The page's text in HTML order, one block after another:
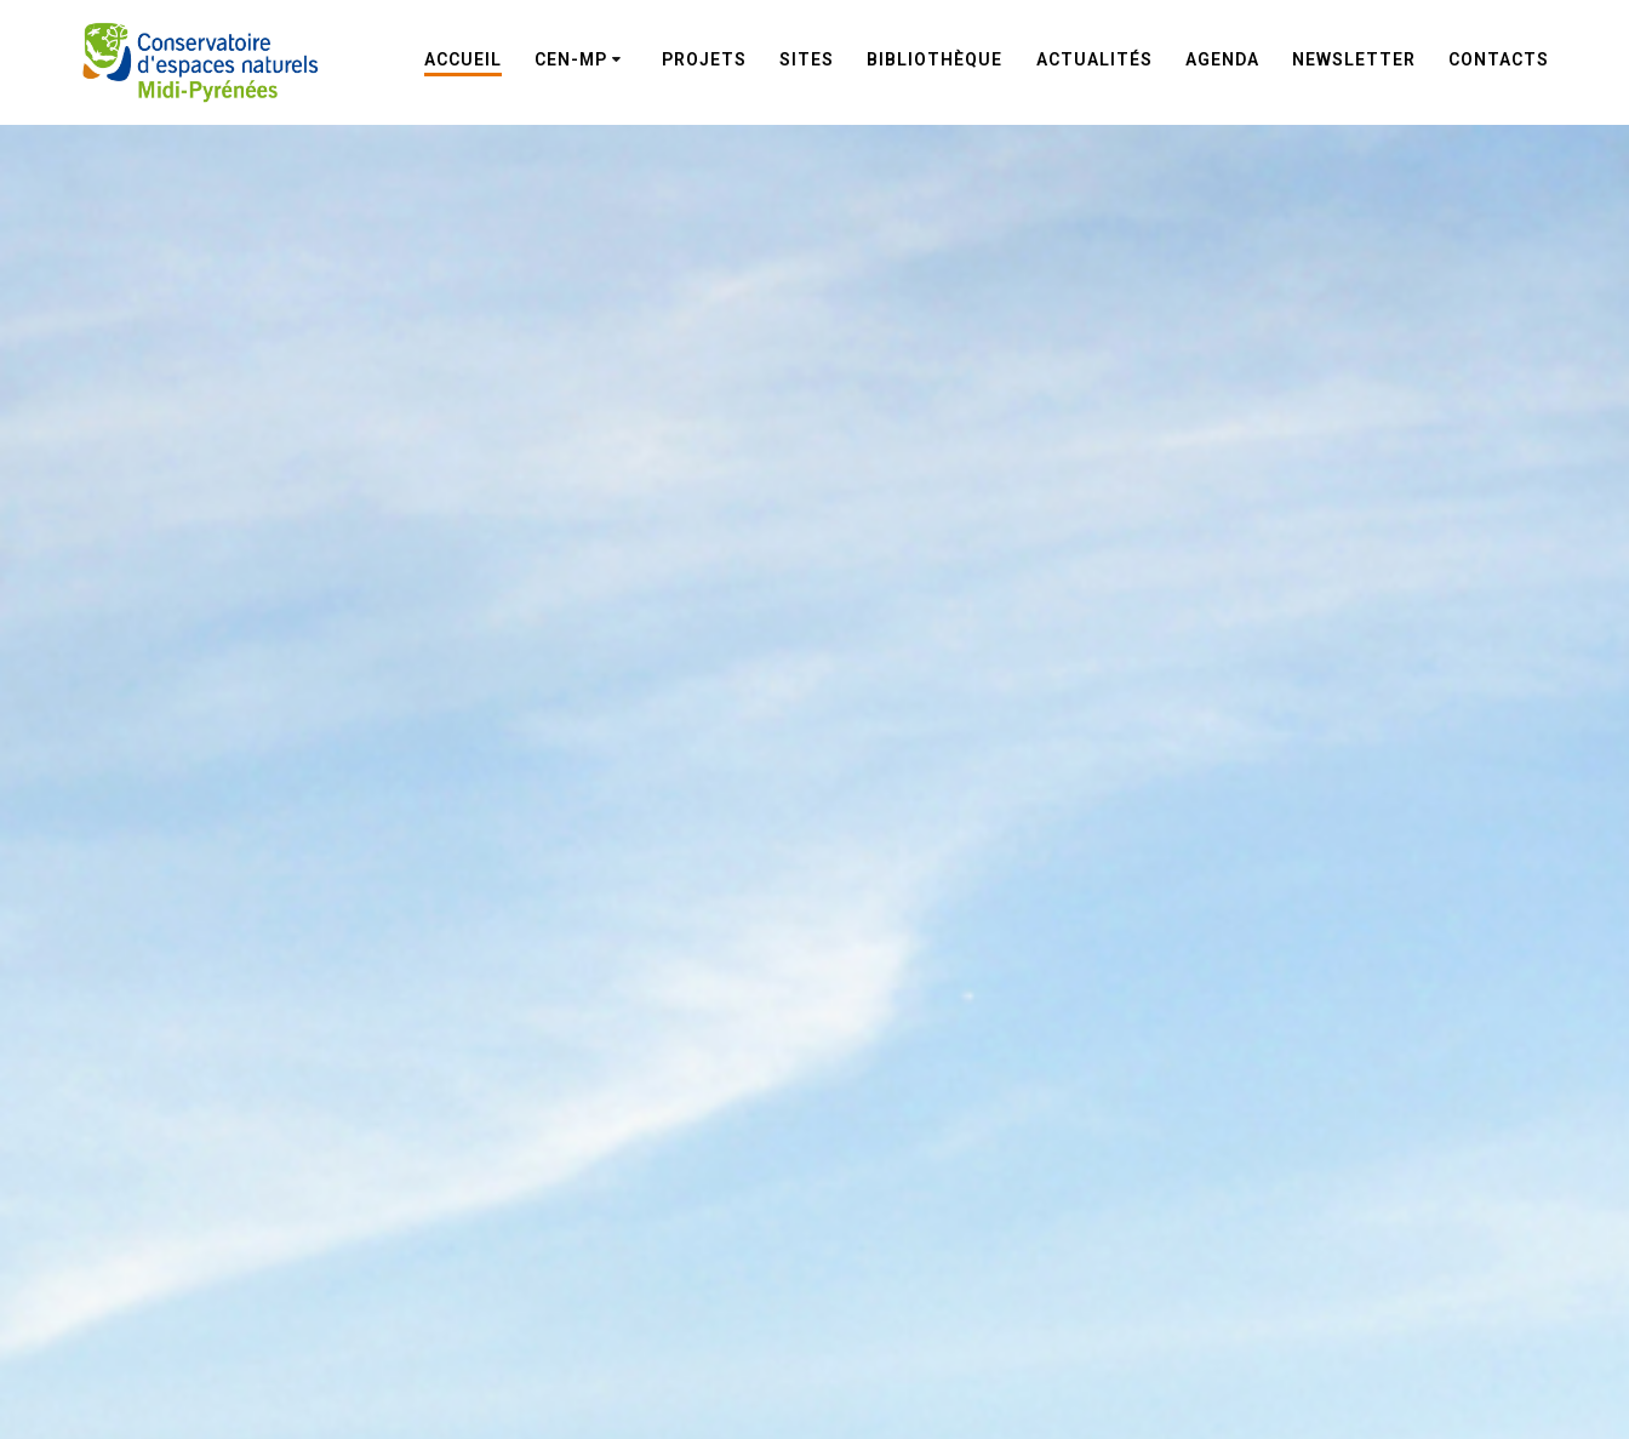
ACCUEIL CEN-MP PROJETS SITES BIBLIOTHÈQUE ACTUALITÉS AGENDA NEWSLETTER CONTACTS